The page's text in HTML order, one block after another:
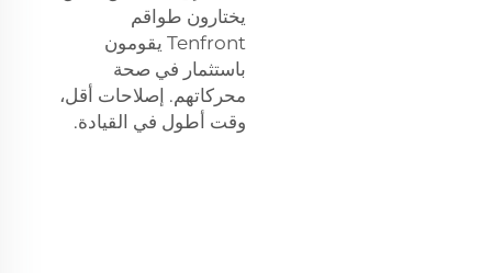
يختارون طواقم
Tenfront يقومون
باستثمار في صحة
محركاتهم. إصلاحات أقل،
وقت أطول في القيادة.